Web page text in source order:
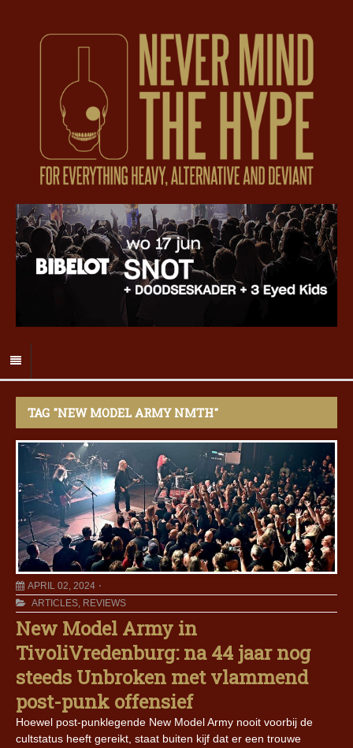
TAG "NEW MODEL ARMY NMTH"
APRIL 02, 2024
ARTICLES, REVIEWS
New Model Army in
TivoliVredenburg: na 44 jaar nog
steeds Unbroken met vlammend
post-punk offensief
Hoewel post-punklegende New Model Army nooit voorbij de
cultstatus heeft gereikt, staat buiten kijf dat er een trouwe